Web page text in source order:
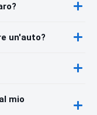
un'auto?
mio